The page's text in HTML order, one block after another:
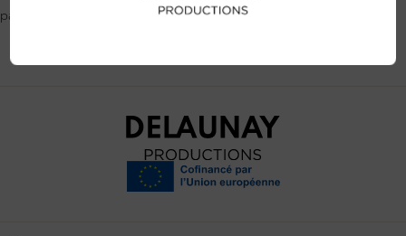
partout Longueur 171cm *Photos non contractuelles